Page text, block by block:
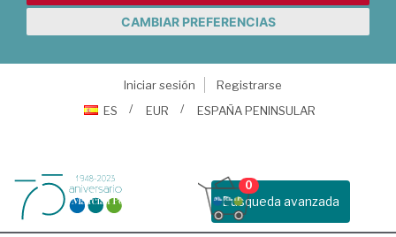
CAMBIAR PREFERENCIAS
Iniciar sesión
Registrarse
ES
EUR ESPAÑA PENINSULAR
Busqueda avanzada
0